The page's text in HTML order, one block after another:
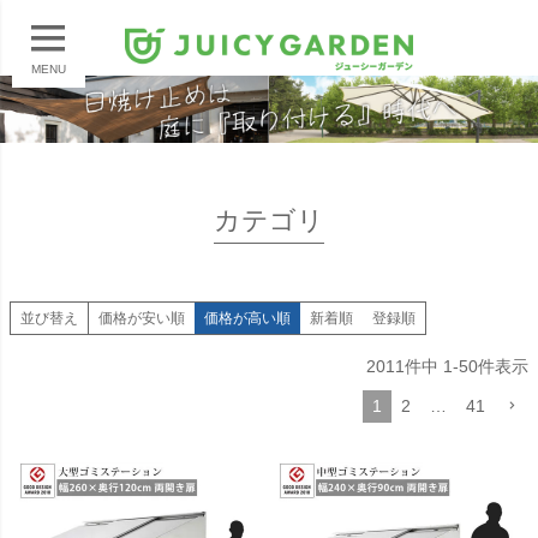
MENU
カテゴリ
並び替え 価格が安い順 価格が高い順 新着順 登録順
2011件中 1-50件表示
1 2 41